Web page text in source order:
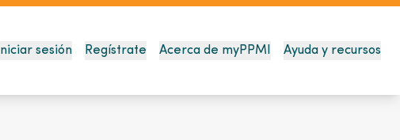
Iniciar sesión Regístrate Acerca de myPPMI Ayuda y recursos